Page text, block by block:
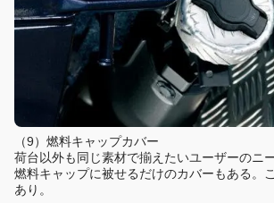
（9）燃料キャップカバー
荷台以外も同じ素材で揃えたいユーザーのニ
燃料キャップに被せるだけのカバーもある。
あり。